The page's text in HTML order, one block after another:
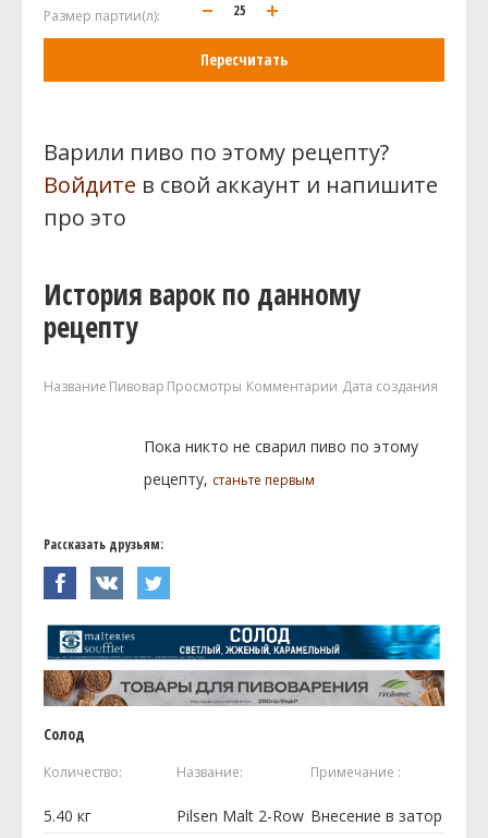
Размер партии(л):
Пересчитать
Варили пиво по этому рецепту?
Войдите в свой аккаунт и напишите
про это
История варок по данному
рецепту
Название Пивовар Просмотры Комментарии Дата создания
Пока никто не сварил пиво по этому
рецепту, станьте первым
Рассказать друзьям:
Солод
Количество: Название: Примечание :
5.40 кг Pilsen Malt 2-Row Внесение в затор